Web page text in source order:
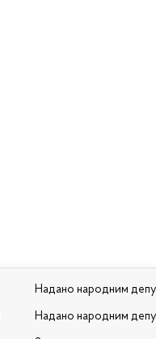
Надано народним
Надано народним